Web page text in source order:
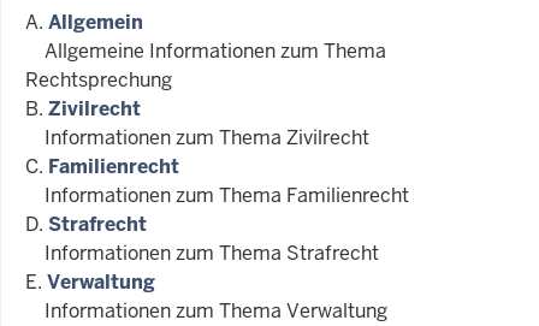
A. Allgemein
Allgemeine Informationen zum Thema
Rechtsprechung
B. Zivilrecht
Informationen zum Thema Zivilrecht
C. Familienrecht
Informationen zum Thema Familienrecht
D. Strafrecht
Informationen zum Thema Strafrecht
E. Verwaltung
Informationen zum Thema Verwaltung